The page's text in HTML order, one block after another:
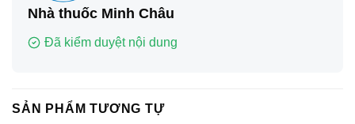
Nhà thuốc Minh Châu
Đã kiểm duyệt nội dung
SẢN PHẨM TƯƠNG TỰ